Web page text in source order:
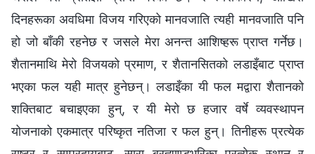
दिनहरूका अवधिमा विजय गरिएको मानवजाति त्यही मानवजाति पनि
हो जो बाँकी रहनेछ र जसले मेरा अनन्त आशिष्हरू प्राप्त गर्नेछ।
शैतानमाथि मेरो विजयको प्रमाण, र शैतानसितको लडाइँबाट प्राप्त
भएका फल यही मात्र हुनेछन्। लडाइँका यी फल मद्वारा शैतानको
शक्तिबाट बचाइएका हुन्, र यी मेरो छ हजार वर्षे व्यवस्थापन
योजनाको एकमात्र परिष्कृत नतिजा र फल हुन्। तिनीहरू प्रत्येक